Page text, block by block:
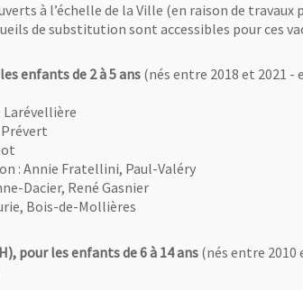
Situé en pleine nature, Le Hutreau est l'un des 6
l'un des 11 accueils de loisirs maternels ouverts à
à l’échelle de la Ville (en raison de travaux
de substitution sont accessibles pour ces
enfants de 2 à 5 ans (nés entre 2018 et 2021 -
Larévellière
Prévert
: Annie Fratellini, Paul-Valéry
Dacier, René Gasnier
Bois-de-Mollières
pour les enfants de 6 à 14 ans (nés entre 2010